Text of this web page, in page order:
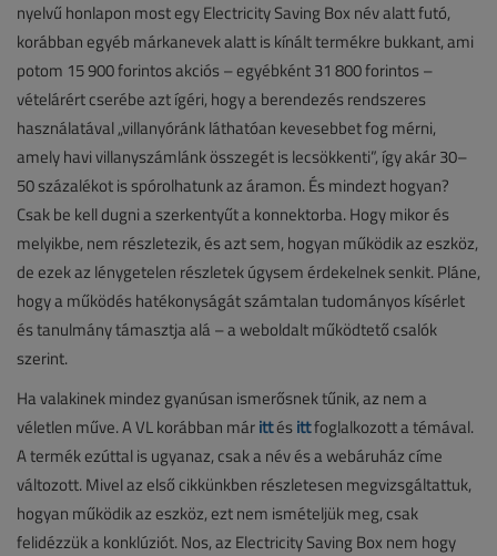
nyelvű honlapon most egy Electricity Saving Box név alatt futó,
korábban egyéb márkanevek alatt is kínált termékre bukkant, ami
potom 15 900 forintos akciós – egyébként 31 800 forintos –
vételárért cserébe azt ígéri, hogy a berendezés rendszeres
használatával „villanyóránk láthatóan kevesebbet fog mérni,
amely havi villanyszámlánk összegét is lecsökkenti”, így akár 30–
50 százalékot is spórolhatunk az áramon. És mindezt hogyan?
Csak be kell dugni a szerkentyűt a konnektorba. Hogy mikor és
melyikbe, nem részletezik, és azt sem, hogyan működik az eszköz,
de ezek az lénygetelen részletek úgysem érdekelnek senkit. Pláne,
hogy a működés hatékonyságát számtalan tudományos kísérlet
és tanulmány támasztja alá – a weboldalt működtető csalók
szerint.
Ha valakinek mindez gyanúsan ismerősnek tűnik, az nem a
véletlen műve. A VL korábban márittésittfoglalkozott a témával.
A termék ezúttal is ugyanaz, csak a név és a webáruház címe
változott. Mivel az első cikkünkben részletesen megvizsgáltattuk,
hogyan működik az eszköz, ezt nem ismételjük meg, csak
felidézzük a konklúziót. Nos, az Electricity Saving Box nem hogy